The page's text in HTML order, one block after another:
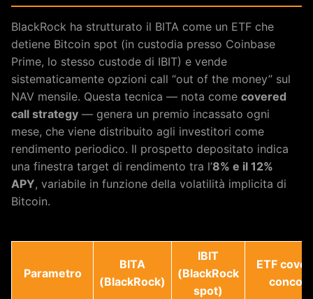
BlackRock ha strutturato il BITA come un ETF che
detiene Bitcoin spot (in custodia presso Coinbase
Prime, lo stesso custode di IBIT) e vende
sistematicamente opzioni call “out of the money” sul
NAV mensile. Questa tecnica — nota come covered
call strategy — genera un premio incassato ogni
mese, che viene distribuito agli investitori come
rendimento periodico. Il prospetto depositato indica
una finestra target di rendimento tra l’8% e il 12%
APY, variabile in funzione della volatilità implicita di
Bitcoin.
Parametro
BITA
(BlackRock)
IBIT
(BlackRock
spot)
ETF